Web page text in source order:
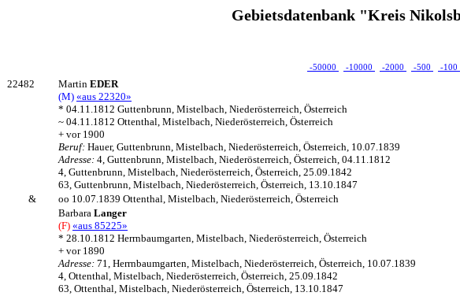
Gebietsdatenbank "Kreis
-50000 -10000 -2000 -500 -100
22482 Martin EDER
(M) «aus 22320»
* 04.11.1812 Guttenbrunn, Mistelbach, Niederösterreich, Österreich
~ 04.11.1812 Ottenthal, Mistelbach, Niederösterreich, Österreich
+ vor 1900
Beruf: Hauer, Guttenbrunn, Mistelbach, Niederösterreich, Österreich, 10.07.1839
Adresse: 4, Guttenbrunn, Mistelbach, Niederösterreich, Österreich, 04.11.1812
4, Guttenbrunn, Mistelbach, Niederösterreich, Österreich, 25.09.1842
63, Guttenbrunn, Mistelbach, Niederösterreich, Österreich, 13.10.1847
&
oo 10.07.1839 Ottenthal, Mistelbach, Niederösterreich, Österreich
Barbara Langer
(F) «aus 85225»
* 28.10.1812 Herrnbaumgarten, Mistelbach, Niederösterreich, Österreich
+ vor 1890
Adresse: 71, Herrnbaumgarten, Mistelbach, Niederösterreich, Österreich, 10.07.1839
4, Ottenthal, Mistelbach, Niederösterreich, Österreich, 25.09.1842
63, Ottenthal, Mistelbach, Niederösterreich, Österreich, 13.10.1847